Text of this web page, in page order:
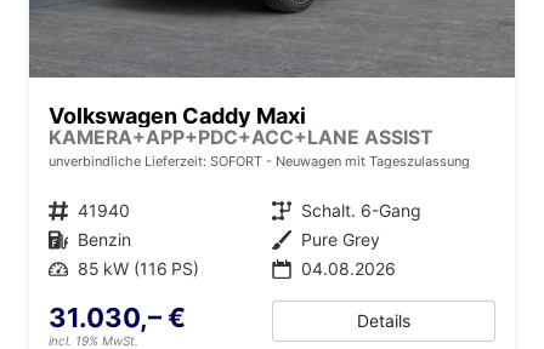
Volkswagen Caddy Maxi
KAMERA+APP+PDC+ACC+LANE ASSIST
unverbindliche Lieferzeit: SOFORT Neuwagen mit Tageszulassung
Fahrzeugnr. 41940 Getriebe Schalt. 6-Gang
Kraftstoff Benzin Außenfarbe Pure Grey
Leistung 85 kW (116 PS) 04.08.2026
31.030,– €
incl. 19% MwSt.
Details